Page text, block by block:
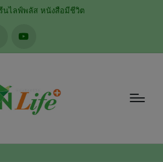
นไลฟ์พลัส หนังสือมีชีวิต
youtube
modal-check